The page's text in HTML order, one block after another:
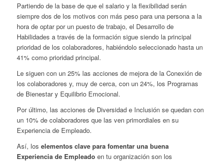
Partiendo de la base de que el salario y la flexibilidad serán
siempre dos de los motivos con más peso para una persona a la
hora de optar por un puesto de trabajo, el Desarrollo de
Habilidades a través de la formación sigue siendo la principal
prioridad de los colaboradores, habiéndolo seleccionado hasta un
41% como prioridad principal.
Le siguen con un 25% las acciones de mejora de la Conexión de
los colaboradores y, muy de cerca, con un 24%, los Programas
de Bienestar y Equilibrio Emocional.
Por último, las acciones de Diversidad e Inclusión se quedan con
un 10% de colaboradores que las ven primordiales en su
Experiencia de Empleado.
Así, los elementos clave para fomentar una buena
Experiencia de Empleado en tu organización son los